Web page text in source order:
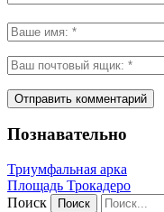
Познавательно
Триумфальная арка
Площадь Трокадеро
Поиск